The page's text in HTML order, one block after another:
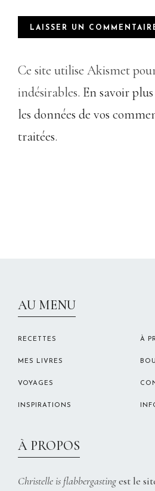
Ce site utilise Akismet
indésirables. En savoir
les données de vos
traitées.
AU MENU
RECETTES
MES LIVRES
VOYAGES
INSPIRATIONS
À
À PROPOS
Christelle is flabbergastingest le